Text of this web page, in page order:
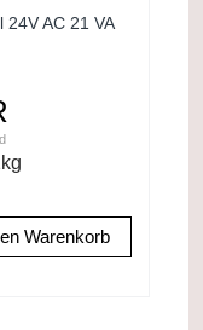
AC 21 VA
kg